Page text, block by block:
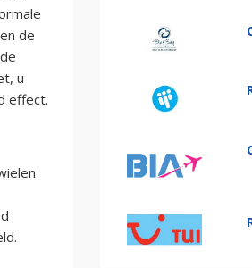
de
u
effect.